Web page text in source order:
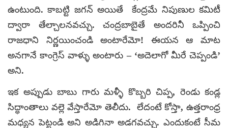
ఉంటుంది. కాబట్టి జగన్ అయితే కేంద్రమే నిపుణుల కమిటీ
ద్వారా తేల్చాలనవచ్చు. చంద్రబాబైతే అందరినీ ఒప్పించి
రాజధాని నిర్ణయించండి అంటారేమో! ఈయన ఆ మాట
అనగానే కాంగ్రెస్ వాళ్ళు అంటారు – ‘అదెలాగో మీరే చెప్పండి’
అని.
ఇక అప్పుడు బాబు గారు మళ్ళీ కొబ్బరి చిప్ప, రెండు కండ్ల
సిద్ధాంతాలు వల్లె వేస్తారేమో తెలీదు. లేదంటే కోస్తా, ఉత్తరాంధ్ర
మధ్యన పెట్టండి అని అడిగినా అడగవచ్చు. ఎందుకంటే సీమ